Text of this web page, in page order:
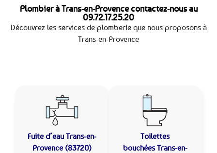
Plombier à Trans-en-Provence contactez-nous au
09.72.17.25.20
Découvrez les services de plomberie que nous proposons à
Trans-en-Provence
Fuite d’eau Trans-en-
Provence (83720)
Toilettes
bouchéesTrans-en-